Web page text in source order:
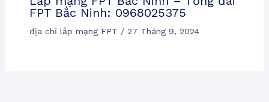
FPT Bắc Ninh: 0968025375
địa chỉ lắp mạng FPT / 27 Tháng 9, 2024